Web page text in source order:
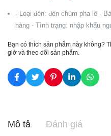
- Loại đèn: đèn chùm pha lê -
hàng - Tình trạng: nhập khẩu
Bạn có thích sản phẩm này không?
giờ và theo dõi sản phẩm.
Mô tả Đánh giá